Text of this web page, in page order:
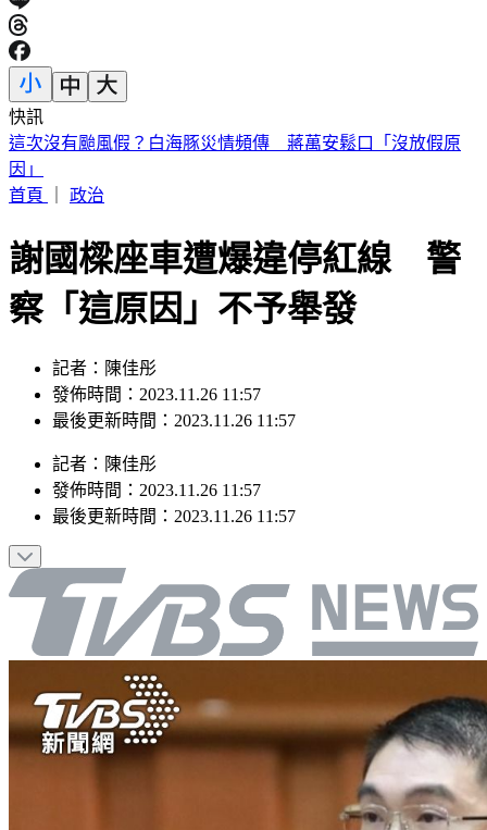
快訊
12縣市豪雨特報！台北「下到發紅」 白海豚估這時減弱
首頁
謝國樑座車遭爆違停紅線 警
察「這原因」不予舉發
發佈時間：2023.11.26 11:57
最後更新時間：2023.11.26 11:57
發佈時間：2023.11.26 11:57
最後更新時間：2023.11.26 11:57